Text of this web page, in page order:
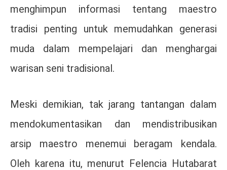
menghimpun informasi tentang maestro
tradisi penting untuk memudahkan generasi
muda dalam mempelajari dan menghargai
warisan seni tradisional.
Meski demikian, tak jarang tantangan dalam
mendokumentasikan dan mendistribusikan
arsip maestro menemui beragam kendala.
Oleh karena itu, menurut Felencia Hutabarat